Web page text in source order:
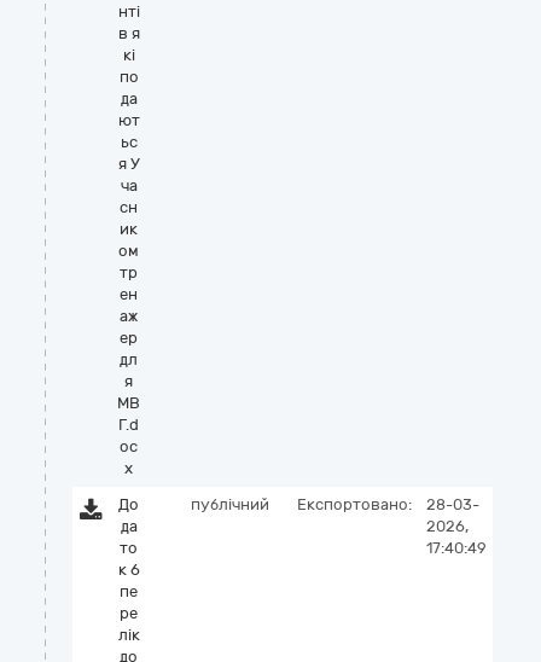
нті
в я
кі
по
да
ют
ьс
я У
ча
сн
ик
ом
тр
ен
аж
ер
дл
я
МВ
Г.d
oc
x
До
да
то
к 6
пе
ре
лік
до
публічний Експортовано:
28-03-
2026,
17:40:49